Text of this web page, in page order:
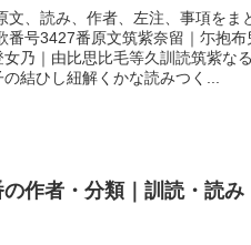
文、読み、作者、左注、事項をま
番号3427番原文筑紫奈留｜尓抱
乃｜由比思比毛等久訓読筑紫な
結ひし紐解くかな読みつく...
作者・分類｜訓読・読み